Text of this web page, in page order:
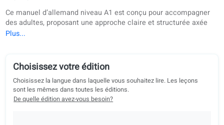
Acheter Description du livre Choisissez votre édition
Ce manuel d’allemand niveau A1 est conçu pour
sur l’usage pratique de la langue au quotidien. Basé sur les
directives du CECR et la méthode Goethe, il pose des bases